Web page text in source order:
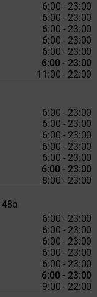
6:00 - 23:00
6:00 - 23:00
6:00 - 23:00
6:00 - 23:00
6:00 - 23:00
6:00 - 23:00
11:00 - 22:00
6:00 - 23:00
6:00 - 23:00
6:00 - 23:00
6:00 - 23:00
6:00 - 23:00
6:00 - 23:00
8:00 - 23:00
6:00 - 23:00
6:00 - 23:00
6:00 - 23:00
6:00 - 23:00
6:00 - 23:00
6:00 - 23:00
9:00 - 22:00